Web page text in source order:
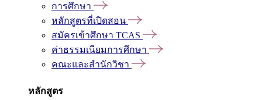
การศึกษา
หลักสูตรที่เปิดสอน
สมัครเข้าศึกษา TCAS
ค่าธรรมเนียมการศึกษา
คณะและสำนักวิชา
หลักสูตร